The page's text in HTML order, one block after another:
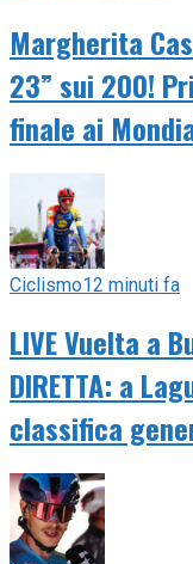
Margherita
23” sui 200!
finale ai
Ciclismo12 minuti fa
LIVE Vuelta a
DIRETTA: a
classifica